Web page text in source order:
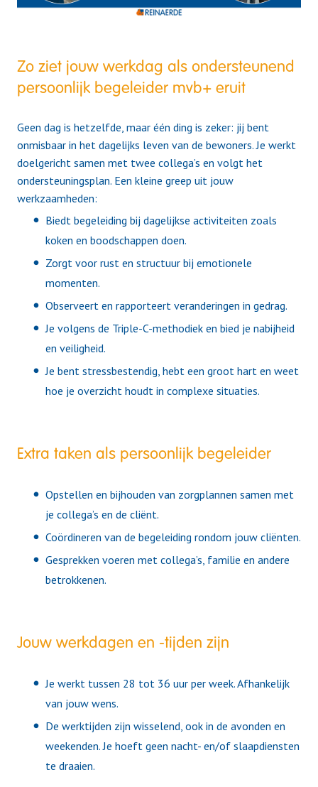
Zo ziet jouw werkdag als ondersteunend
persoonlijk begeleider mvb+ eruit
Geen dag is hetzelfde, maar één ding is zeker: jij bent
onmisbaar in het dagelijks leven van de bewoners. Je werkt
doelgericht samen met twee collega’s en volgt het
ondersteuningsplan. Een kleine greep uit jouw
werkzaamheden:
Biedt begeleiding bij dagelijkse activiteiten zoals
koken en boodschappen doen.
Zorgt voor rust en structuur bij emotionele
momenten.
Observeert en rapporteert veranderingen in gedrag.
Je volgens de Triple-C-methodiek en bied je nabijheid
en veiligheid.
Je bent stressbestendig, hebt een groot hart en weet
hoe je overzicht houdt in complexe situaties.
Extra taken als persoonlijk begeleider
Opstellen en bijhouden van zorgplannen samen met
je collega’s en de cliënt.
Coördineren van de begeleiding rondom jouw cliënten.
Gesprekken voeren met collega’s, familie en andere
betrokkenen.
Jouw werkdagen en -tijden zijn
Je werkt tussen 28 tot 36 uur per week. Afhankelijk
van jouw wens.
De werktijden zijn wisselend, ook in de avonden en
weekenden. Je hoeft geen nacht- en/of slaapdiensten
te draaien.